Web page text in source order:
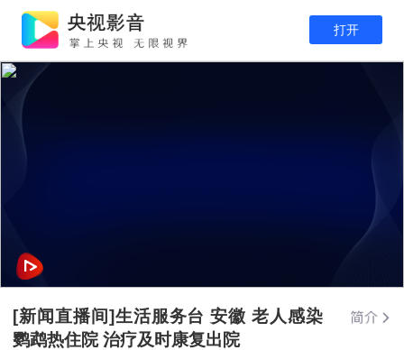
打开
[新闻直播间]生活服务台 安徽 老人感染
鹦鹉热住院 治疗及时康复出院